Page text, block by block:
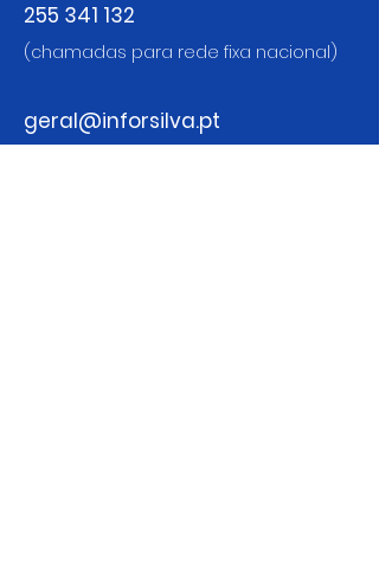
255 341 132
(chamadas para rede fixa nacional)
geral@inforsilva.pt